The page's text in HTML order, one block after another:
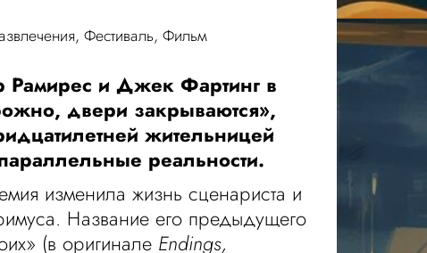
,Фестиваль,Фильм
Рамирес и Джек Фартинг в
двери закрываются»,
жительницей
реальности.
изменила жизнь сценариста и
Название его предыдущего
(в оригинале Endings,